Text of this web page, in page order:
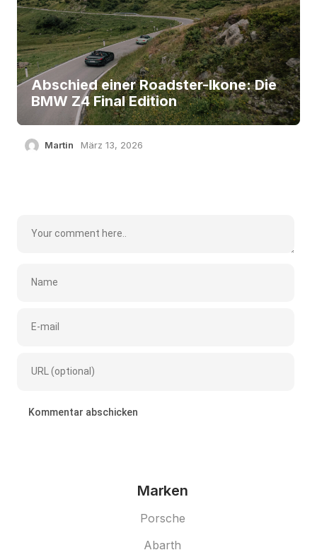
Abschied einer Roadster-Ikone: Die
BMW Z4 Final Edition
Martin März 13, 2026
Marken
Porsche
Abarth